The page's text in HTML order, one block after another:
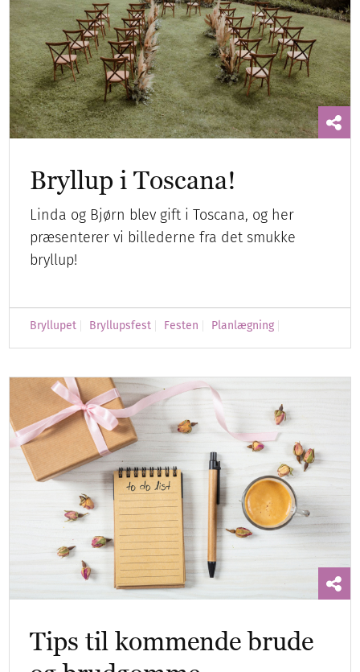
Bryllup i Toscana!
Linda og Bjørn blev gift i Toscana, og her
præsenterer vi billederne fra det smukke
bryllup!
Bryllupet Bryllupsfest Festen Planlægning
Tips til kommende brude